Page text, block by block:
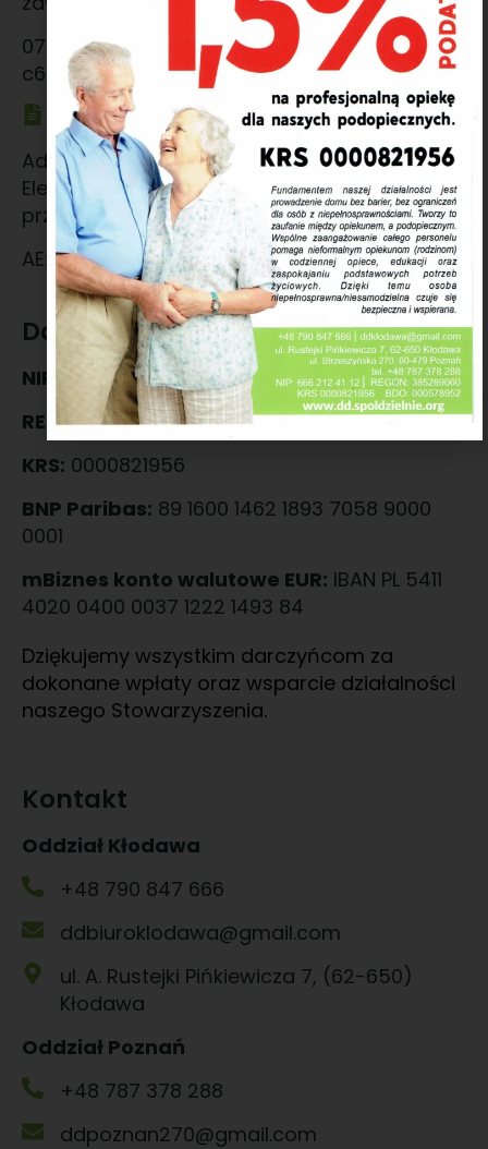
070596ca-40dd-467b-8e45-
c6b59c2abed9@ed.autenti.com
Adres BAE
Adres generowany z Bazy Adresów
Elektronicznych na żądanie użytkownika i
przypisany do skrzynki.
AE:PL-14631-28164-BRRIE-15
Dane firmowe
NIP:666 212 41 12
REGON:385289060
KRS: 0000821956
BNP Paribas: 89 1600 1462 1893 7058 9000
0001
mBiznes konto walutowe EUR: IBAN PL 5411
4020 0400 0037 1222 1493 84
Dziękujemy wszystkim darczyńcom za
dokonane wpłaty oraz wsparcie działalności
naszego Stowarzyszenia.
Kontakt
Oddział Kłodawa
+48 790 847 666
ddbiuroklodawa@gmail.com
ul. A. Rustejki Pińkiewicza 7, (62-650)
Kłodawa
Oddział Poznań
+48 787 378 288
ddpoznan270@gmail.com